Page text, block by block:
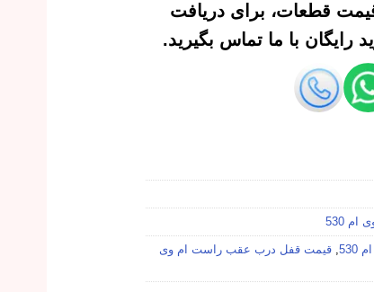
قطعات، برای دریافت
رایگان با ما تماس بگیرید.
530
قیمت قفل درب عقب راست ام وی